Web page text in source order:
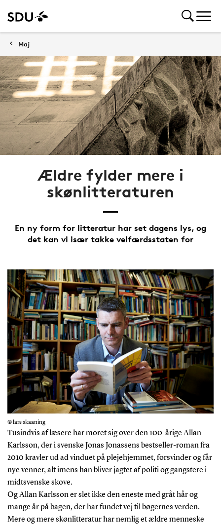
Maj
Ældre fylder mere i
skønlitteraturen
En ny form for litteratur har set dagens lys, og
det kan vi især takke velfærdsstaten for
© lars skaaning
Tusindvis af læsere har moret sig over den 100-årige Allan
Karlsson, der i svenske Jonas Jonassens bestseller-roman fra
2010 kravler ud ad vinduet på plejehjemmet, forsvinder og får
nye venner, alt imens han bliver jagtet af politi og gangstere i
midtsvenske skove.
Og Allan Karlsson er slet ikke den eneste med gråt hår og
mange år på bagen, der har fundet vej til bøgernes verden.
Mere og mere skønlitteratur har nemlig et ældre menneske